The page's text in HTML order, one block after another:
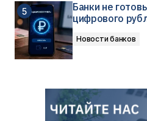
Банки не
цифрового
Новости банков